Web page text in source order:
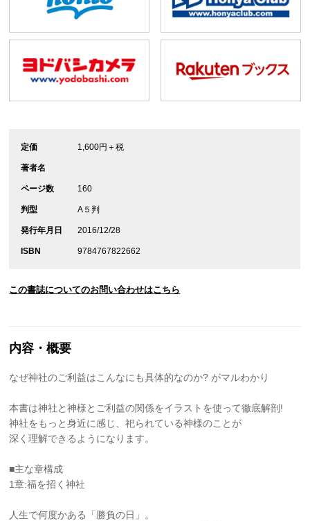
定価 1,600円＋税
著者名
ページ数 160
判型 A５判
発行年月日 2016/12/28
ISBN 9784767822662
この書誌についてのお問い合わせはこちら
内容・概要
なぜ神社のご利益はこんなにも具体的なのか? がマルわかり
本書は神社と神様とご利益の関係をイラストを使って徹底解剖!
神社をもっと身近に感じ、祀られている神様のことが
深く理解できるようになります。
■主な章構成
1章:福を招く神社
人生で何度かある「勝負の日」。